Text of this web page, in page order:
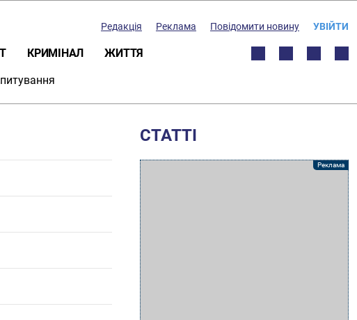
Редакція Реклама Повідомити новину УВІЙТИ
КРИМІНАЛ ЖИТТЯ
СТАТТІ